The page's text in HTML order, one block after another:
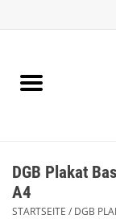
EINBLICK
DGB FRAUEN
DGB Plakat
A4
STARTSEITE / DGB